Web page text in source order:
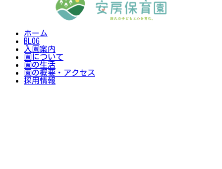
ホーム
BLOG
入園案内
園について
園の生活
園の概要・アクセス
採用情報